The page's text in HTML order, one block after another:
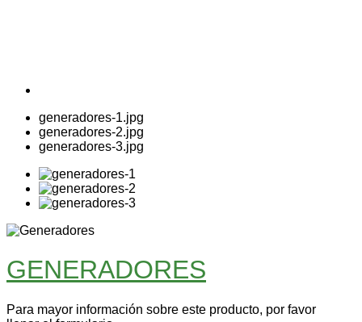
generadores-1.jpg
generadores-2.jpg
generadores-3.jpg
GENERADORES
Para mayor información sobre este producto, por favor